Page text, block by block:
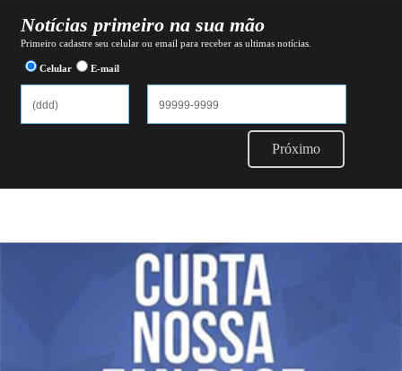
Notícias primeiro na sua mão
Primeiro cadastre seu celular ou email para receber as ultimas notícias.
Celular E-mail
Próximo